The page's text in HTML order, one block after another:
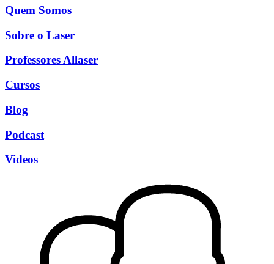
Quem Somos
Sobre o Laser
Professores Allaser
Cursos
Blog
Podcast
Videos